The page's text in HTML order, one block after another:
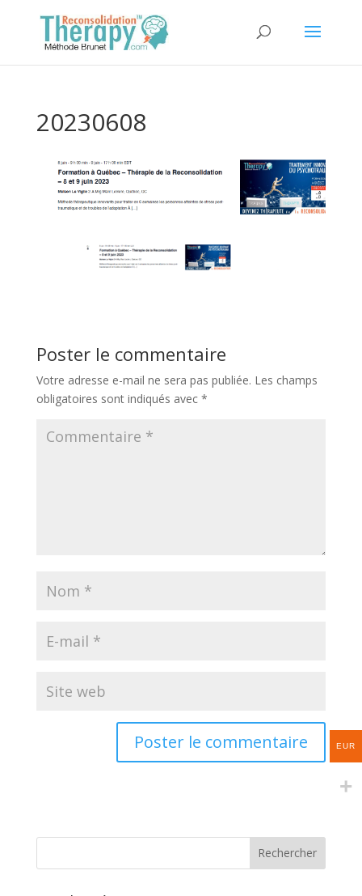
20230608
Poster le commentaire
Votre adresse e-mail ne sera pas publiée. Les champs
obligatoires sont indiqués avec *
EUR